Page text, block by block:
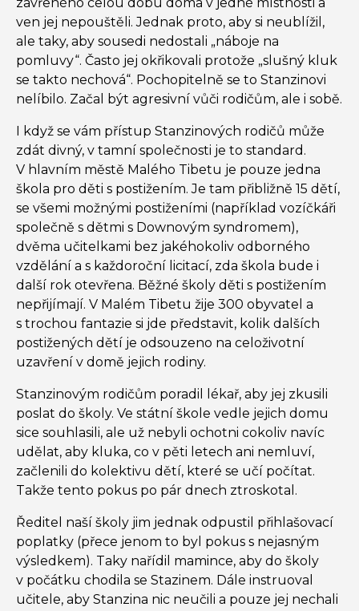
zavřeného celou dobu doma v jedné místnosti a
ven jej nepouštěli. Jednak proto, aby si neublížil,
ale taky, aby sousedi nedostali „náboje na
pomluvy“. Často jej okřikovali protože „slušný kluk
se takto nechová“. Pochopitelně se to Stanzinovi
nelíbilo. Začal být agresivní vůči rodičům, ale i sobě.
I když se vám přístup Stanzinových rodičů může
zdát divný, v tamní společnosti je to standard.
V hlavním městě Malého Tibetu je pouze jedna
škola pro děti s postižením. Je tam přibližně 15 dětí,
se všemi možnými postiženími (například vozíčkáři
společně s dětmi s Downovým syndromem),
dvěma učitelkami bez jakéhokoliv odborného
vzdělání a s každoroční licitací, zda škola bude i
další rok otevřena. Běžné školy děti s postižením
nepřijímají. V Malém Tibetu žije 300 obyvatel a
s trochou fantazie si jde představit, kolik dalších
postižených dětí je odsouzeno na celoživotní
uzavření v domě jejich rodiny.
Stanzinovým rodičům poradil lékař, aby jej zkusili
poslat do školy. Ve státní škole vedle jejich domu
sice souhlasili, ale už nebyli ochotni cokoliv navíc
udělat, aby kluka, co v pěti letech ani nemluví,
začlenili do kolektivu dětí, které se učí počítat.
Takže tento pokus po pár dnech ztroskotal.
Ředitel naší školy jim jednak odpustil přihlašovací
poplatky (přece jenom to byl pokus s nejasným
výsledkem). Taky nařídil mamince, aby do školy
v počátku chodila se Stazinem. Dále instruoval
učitele, aby Stanzina nic neučili a pouze jej nechali